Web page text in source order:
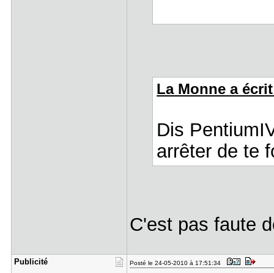
La Monne a
Dis
arrêter de te
C'est pas faute
Publicité Posté le 24-05-2010 à 17:51:34